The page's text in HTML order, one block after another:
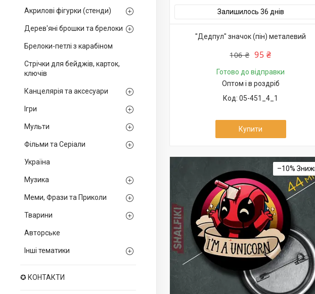
Акрилові фігурки (стенди)
Дерев'яні брошки та брелоки
Брелоки-петлі з карабіном
Стрічки для бейджів, карток,
ключів
Канцелярія та аксесуари
Ігри
Мульти
Фільми та Серіали
Україна
Музика
Меми, Фрази та Приколи
Тварини
Авторське
Інші тематики
✪ КОНТАКТИ
Залишилось 36 днів
"Дедпул" значок (пін) металевий
106 ₴ 95 ₴
Готово до відправки
Оптом і в роздріб
05-451_4_1
Купити
–10%